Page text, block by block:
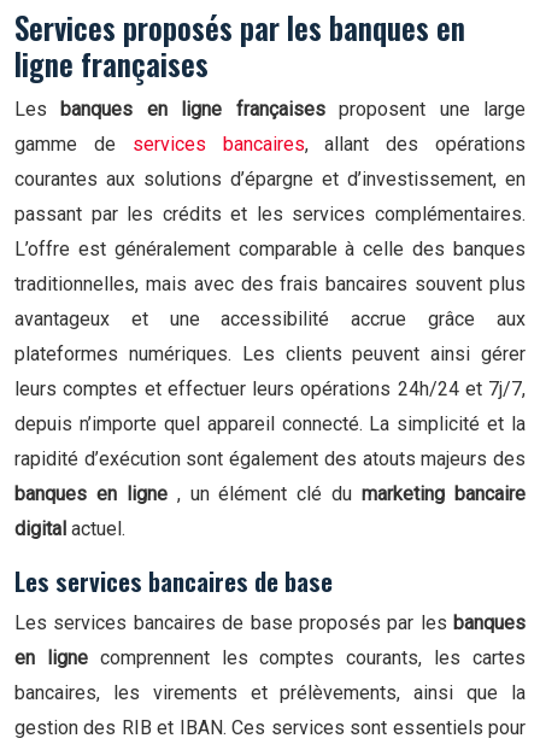
Services proposés par les banques en
ligne françaises
Les banques en ligne françaisesproposent une large
gamme de services bancaires, allant des opérations
courantes aux solutions d’épargne et d’investissement, en
passant par les crédits et les services complémentaires.
L’offre est généralement comparable à celle des banques
traditionnelles, mais avec des frais bancaires souvent plus
avantageux et une accessibilité accrue grâce aux
plateformes numériques. Les clients peuvent ainsi gérer
leurs comptes et effectuer leurs opérations 24h/24 et 7j/7,
depuis n’importe quel appareil connecté. La simplicité et la
rapidité d’exécution sont également des atouts majeurs des
banques en ligne , un élément clé dumarketing bancaire
digital actuel.
Les services bancaires de base
Les services bancaires de base proposés par les banques
en ligne comprennent les comptes courants, les cartes
bancaires, les virements et prélèvements, ainsi que la
gestion des RIB et IBAN. Ces services sont essentiels pour